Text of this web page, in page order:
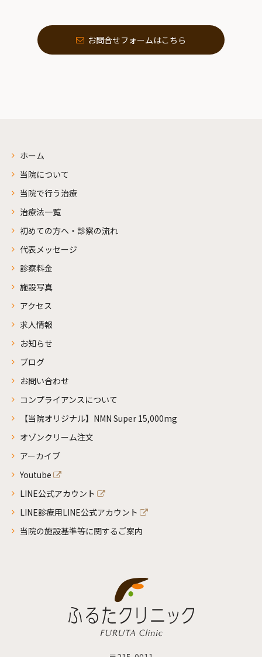
お問合せフォームはこちら
ホーム
当院について
当院で行う治療
治療法一覧
初めての方へ・診察の流れ
代表メッセージ
診察料金
施設写真
アクセス
求人情報
お知らせ
ブログ
お問い合わせ
コンプライアンスについて
【当院オリジナル】NMN Super 15,000mg
オゾンクリーム注文
アーカイブ
Youtube
LINE公式アカウント
LINE診療用LINE公式アカウント
当院の施設基準等に関するご案内